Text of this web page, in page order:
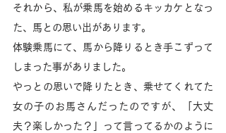
それから、私が乗馬を始めるキッカケとなっ
た、馬との思い出があります。
体験乗馬にて、馬から降りるとき手こずって
しまった事がありました。
やっとの思いで降りたとき、乗せてくれてた
女の子のお馬さんだったのですが、「大丈
夫？楽しかった？」って言ってるかのように